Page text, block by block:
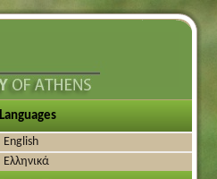
Languages
English
Ελληνικά